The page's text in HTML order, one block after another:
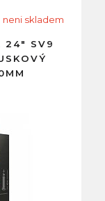
neni skladem
24" SV9